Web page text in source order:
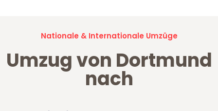
Nationale & Internationale Umzüge
Umzug von Dortmund
nach